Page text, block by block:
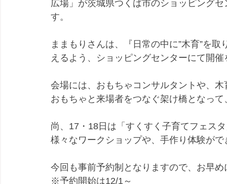
広場」が茨城県つくば市のショッピングセ
す。
ままもりさんは、『日常の中に”木育”を
えるよう、ショッピングセンターにて開
会場には、おもちゃコンサルタントや、
おもちゃと来場者をつなぐ架け橋となっ
尚、17・18日は「すくすく子育てフェス
様々なワークショップや、手作り体験がで
今回も事前予約制となりますので、お早
※予約開始は12/1～